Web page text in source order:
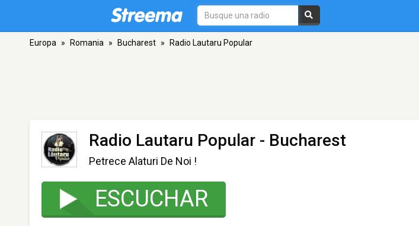
Europa » Romania » Bucharest » Radio Lautaru Popular
Radio Lautaru Popular - Bucharest
Petrece Alaturi De Noi !
ESCUCHAR